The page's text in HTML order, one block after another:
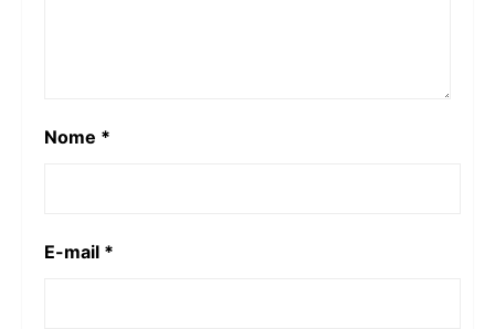
Nome *
E-mail *